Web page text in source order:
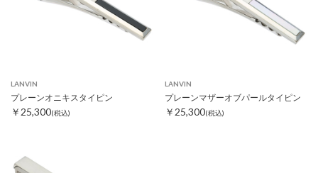
LANVIN
プレーンオニキスタイピン
￥25,300(税込)
LANVIN
プレーンマザーオブパールタイピン
￥25,300(税込)